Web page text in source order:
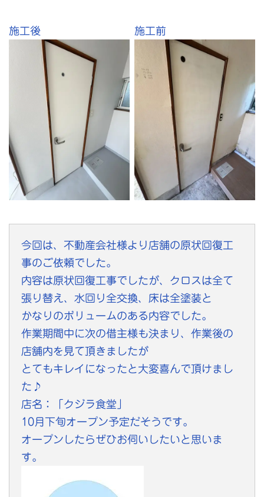
施工後 施工前
今回は、不動産会社様より店舗の原状回復工
事のご依頼でした。
内容は原状回復工事でしたが、クロスは全て
張り替え、水回り全交換、床は全塗装と
かなりのボリュームのある内容でした。
作業期間中に次の借主様も決まり、作業後の
店舗内を見て頂きましたが
とてもキレイになったと大変喜んで頂けまし
た♪
店名：「クジラ食堂」
10月下旬オープン予定だそうです。
オープンしたらぜひお伺いしたいと思いま
す。